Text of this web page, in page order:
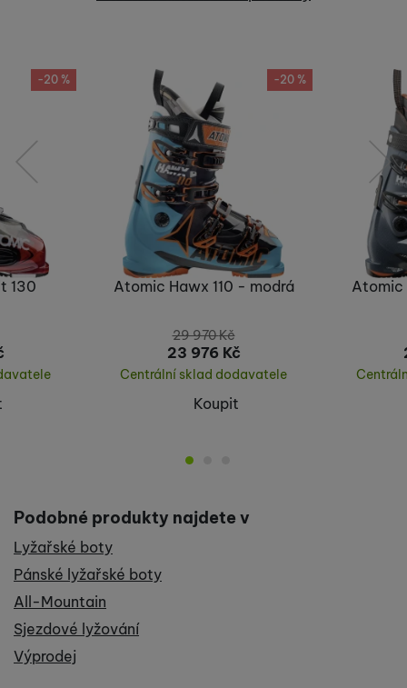
následující
-20 %
Atomic Hawx 110 - modrá
29 970Kč
23 976 Kč
Centrální sklad dodavatele
Koupit
Atomic
-20 %
130
Podobné produkty najdete v
Lyžařské boty
Pánské lyžařské boty
All-Mountain
Sjezdové lyžování
Výprodej